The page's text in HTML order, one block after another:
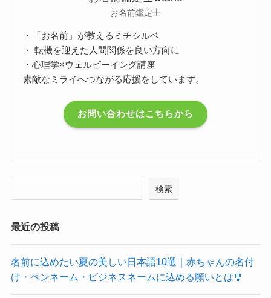
お名前鑑定士
・「お名前」が教えるミチシルベ
・ 転機を迎えた人間関係を良い方向に
・心理学×ウェルビーイング講座
素敵なミライへつながる応援をしています。
お問い合わせはこちらから
検索
最近の投稿
名前に込めたい夏の美しい日本語10選｜赤ちゃんの名付
け・ペンネーム・ビジネスネームに込める願いとは🎐